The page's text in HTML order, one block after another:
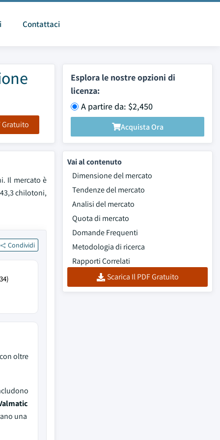
Contattaci
Gratuito
Esplora le nostre opzioni di
licenza:
A partire da: $2,450
Acquista Ora
Il mercato è
chilotoni,
Condividi
oltre
una
Vai al contenuto
Dimensione del mercato
Tendenze del mercato
Analisi del mercato
Quota di mercato
Domande Frequenti
Metodologia di ricerca
Rapporti Correlati
Scarica Il PDF Gratuito